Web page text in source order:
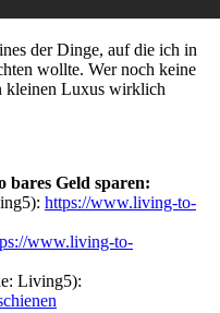
der Dinge, auf die ich in
wollte. Wer noch keine
kleinen Luxus wirklich
Geld sparen:
https://www.living-to-
www.living-to-
Living5):